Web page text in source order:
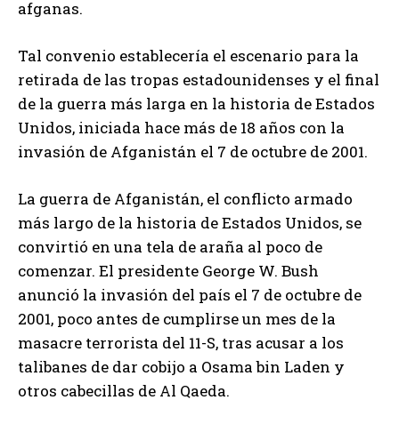
afganas.
Tal convenio establecería el escenario para la
retirada de las tropas estadounidenses y el final
de la guerra más larga en la historia de Estados
Unidos, iniciada hace más de 18 años con la
invasión de Afganistán el 7 de octubre de 2001.
La guerra de Afganistán, el conflicto armado
más largo de la historia de Estados Unidos, se
convirtió en una tela de araña al poco de
comenzar. El presidente George W. Bush
anunció la invasión del país el 7 de octubre de
2001, poco antes de cumplirse un mes de la
masacre terrorista del 11-S, tras acusar a los
talibanes de dar cobijo a Osama bin Laden y
otros cabecillas de Al Qaeda.